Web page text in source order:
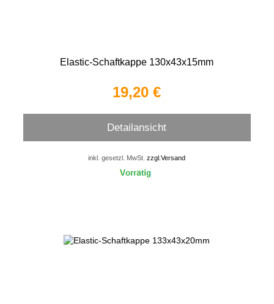
Elastic-Schaftkappe 130x43x15mm
19,20 €
Detailansicht
inkl. gesetzl. MwSt.zzgl.Versand